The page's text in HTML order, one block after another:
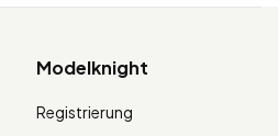
Modelknight
Registrierung